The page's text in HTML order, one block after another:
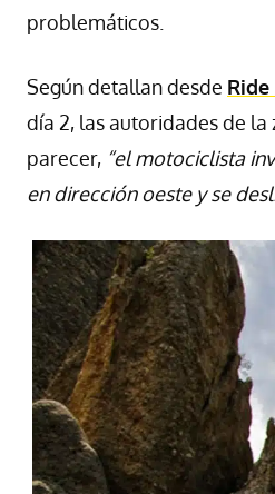
problemáticos.
Según detallan desde
día 2, las autoridades de
parecer, “el motociclista
en dirección oeste y se